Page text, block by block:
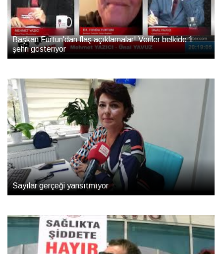
Başkan Furtun'dan flaş açıklamalar! Veriler belkide 1
şehri gösteriyor
Sayılar gerçeği yansıtmıyor